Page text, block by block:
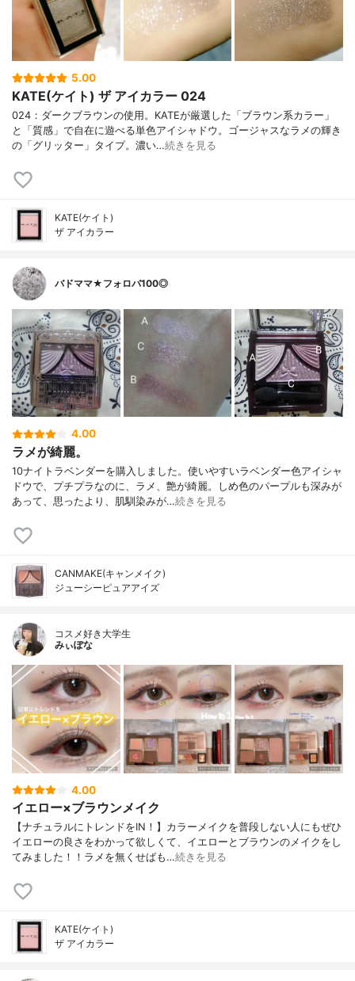
5.00
KATE(ケイト) ザ アイカラー 024
024：ダークブラウンの使用。KATEが厳選した「ブラウン系カラー」
と「質感」で自在に遊べる単色アイシャドウ。ゴージャスなラメの輝き
の「グリッター」タイプ。濃い…続きを見る
KATE(ケイト)
ザ アイカラー
バドママ★フォロバ100◎
4.00
ラメが綺麗。
10ナイトラベンダーを購入しました。使いやすいラベンダー色アイシャ
ドウで、プチプラなのに、ラメ、艶が綺麗。しめ色のパープルも深みが
あって、思ったより、肌馴染みが…続きを見る
CANMAKE(キャンメイク)
ジューシーピュアアイズ
コスメ好き大学生
みぃぽな
4.00
イエロー×ブラウンメイク
【ナチュラルにトレンドをIN！】カラーメイクを普段しない人にもぜひ
イエローの良さをわかって欲しくて、イエローとブラウンのメイクをし
てみました！！ラメを無くせばも…続きを見る
KATE(ケイト)
ザ アイカラー